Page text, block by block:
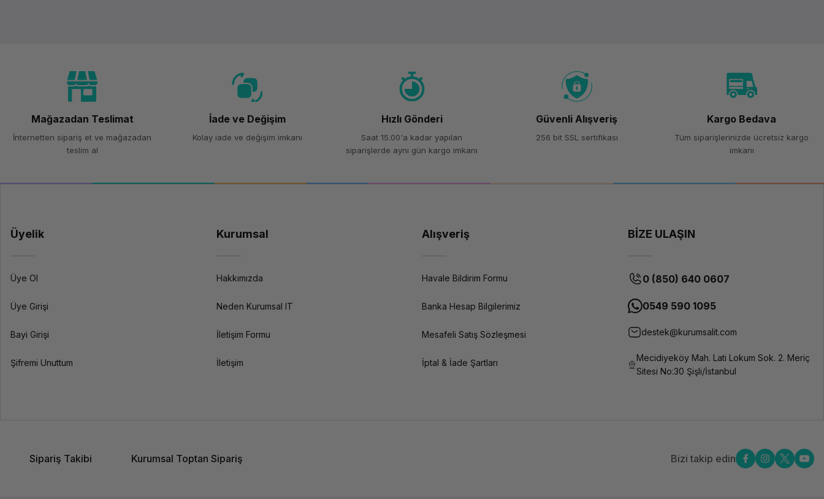
Mağazadan Teslimat
İnternetten sipariş et ve mağazadan
teslim al
İade ve Değişim
Kolay iade ve değişim imkanı
Hızlı Gönderi
Saat 15.00'a kadar yapılan
siparişlerde aynı gün kargo imkanı
Güvenli Alışveriş
256 bit SSL sertifikası
Kargo Bedava
Tüm siparişlerinizde ücretsiz kargo
imkanı
Üyelik
Üye Ol
Üye Girişi
Bayi Girişi
Şifremi Unuttum
Kurumsal
Hakkımızda
Neden Kurumsal IT
İletişim Formu
İletişim
Alışveriş
Havale Bildirim Formu
Banka Hesap Bilgilerimiz
Mesafeli Satış Sözleşmesi
İptal & İade Şartları
BİZE ULAŞIN
0 (850) 640 0607
0549 590 1095
destek@kurumsalit.com
Mecidiyeköy Mah. Lati Lokum Sok. 2. Meriç
Sitesi No:30 Şişli/İstanbul
Sipariş Takibi Kurumsal Toptan Sipariş Bizi takip edin